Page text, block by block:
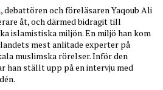
, debattören och föreläsaren Yaqoub Ali
åt, och därmed bidragit till
islamistiska miljön. En miljö han kom
mest anlitade experter på
muslimska rörelser. Inför den
han ställt upp på en intervju med